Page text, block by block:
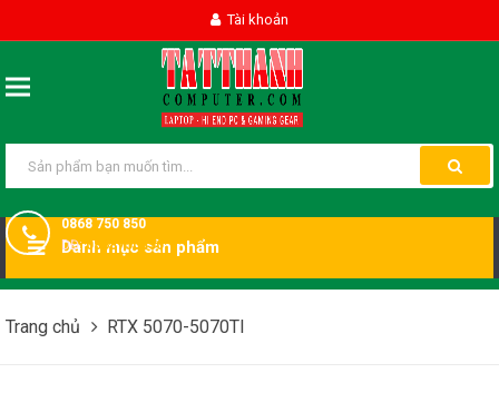
Tài khoản
0868 750 850
DĐ:0868750850
Danh mục sản phẩm
Trang chủ RTX 5070-5070TI